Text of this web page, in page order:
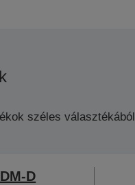
széles
D